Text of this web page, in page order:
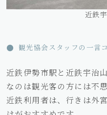
近鉄
観光協会スタッフの一言
近鉄伊勢市駅と近鉄宇治
なのは観光客の方には不
近鉄利用者は、行きは外